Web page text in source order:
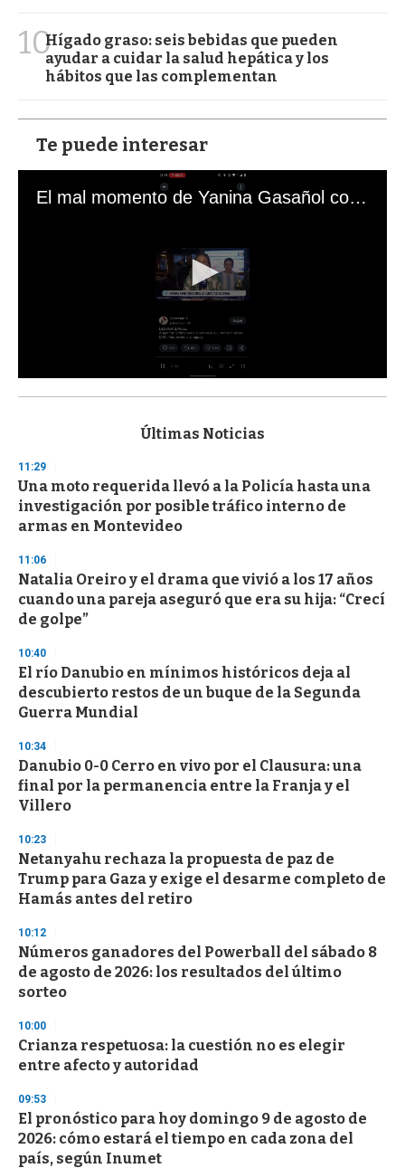
10Hígado graso: seis bebidas que pueden
ayudar a cuidar la salud hepática y los
hábitos que las complementan
Te puede interesar
El mal momento de Yanina Gasañol con un hincha argentino en "Subrayado"
s
d
s
o
f
3
s
e
c
o
n
Últimas Noticias
11:29
Una moto requerida llevó a la Policía hasta una
investigación por posible tráfico interno de
armas en Montevideo
11:06
Natalia Oreiro y el drama que vivió a los 17 años
cuando una pareja aseguró que era su hija: “Crecí
de golpe”
10:40
El río Danubio en mínimos históricos deja al
descubierto restos de un buque de la Segunda
Guerra Mundial
10:34
Danubio 0-0 Cerro en vivo por el Clausura: una
final por la permanencia entre la Franja y el
Villero
10:23
Netanyahu rechaza la propuesta de paz de
Trump para Gaza y exige el desarme completo de
Hamás antes del retiro
10:12
Números ganadores del Powerball del sábado 8
de agosto de 2026: los resultados del último
sorteo
10:00
Crianza respetuosa: la cuestión no es elegir
entre afecto y autoridad
09:53
El pronóstico para hoy domingo 9 de agosto de
2026: cómo estará el tiempo en cada zona del
país, según Inumet